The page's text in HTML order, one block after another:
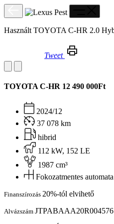
Használt TOYOTA C-HR 2.0
Tweet
TOYOTA C-HR 12 490 000Ft
2024/12
37 078 km
hibrid
112 kW, 152 LE
1987 cm³
Fokozatmentes
Finanszírozás 20%-tól elvihető
Alvázszám JTPABAAA20R004576